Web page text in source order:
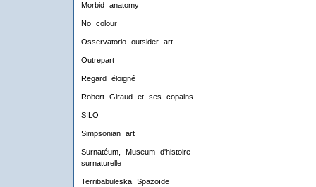
Morbid anatomy
No colour
Osservatorio outsider art
Outrepart
Regard éloigné
Robert Giraud et ses copains
SILO
Simpsonian art
Surnatéum, Museum d'histoire
surnaturelle
Terribabuleska Spazoïde